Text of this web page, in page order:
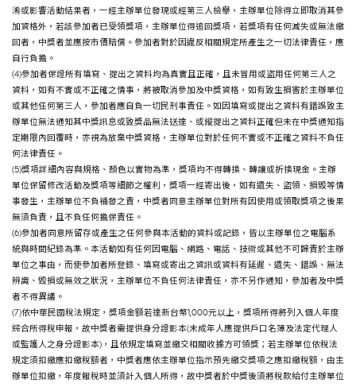
淆或影響活動結果者，一經主辦單位發現或經第三人檢舉，主辦單位除得立即取消其參
加資格外，若該參加者已受領獎項，主辦單位得追回獎項，若獎項有任何滅失或無法繳
回者，中獎者並應按市價賠償。參加者對於因違反相關規定所產生之一切法律責任，應
自行負擔。
(4)參加者保證所有填寫、提出之資料均為真實且正確，且未冒用或盜用任何第三人之
資料，如有不實或不正確之情事，將被取消參加及中獎資格，如有致生損害於主辦單位
或其他任何第三人，參加者應自負一切民刑事責任。如因填寫或提出之資料有錯誤致主
辦單位無法通知其中獎訊息或致獎品無法送達、或縱提出之資料正確但未在中獎通知指
定期限內回覆時，亦視為放棄中獎資格，主辦單位對於任何不實或不正確之資料不負任
何法律責任。
(5)獎項詳細內容與規格、顏色以實物為準，獎項均不得轉換、轉讓或折換現金。主辦
單位保留修改活動及獎項等細節之權利，獎項一經寄出後，如有遺失、盜領、損毀等情
事發生，主辦單位不負補發之責，中獎者同意主辦單位對所有因使用或領取獎項之後果
無須負責，且不負任何擔保責任。
(6)參加者同意所留存或產生之任何參與本活動的資料或記錄，皆以主辦單位之電腦系
統與時間紀錄為準。本活動如有任何因電腦、網路、電話、技術或其他不可歸責於主辦
單位之事由，而使參加者所登錄、填寫或寄出之資訊或資料有延遲、遺失、錯誤、無法
辨識、毀損或無效之狀況，主辦單位不負任何法律責任，亦不另作通知，參加者及中獎
者不得異議。
(7)依中華民國稅法規定，獎項金額若達新台幣1,000元以上，獎項所得將列入個人年度
綜合所得稅申報，故中獎者需提供身分證影本(未成年人應提供戶口名簿及法定代理人
或監護人之身分證影本)，且依規定填寫並繳交相關收據方可領獎；若主辦單位依稅法
規定須扣繳應扣繳稅額者，中獎者應依主辦單位指示預先繳交獎項之應扣繳稅額，由主
辦單位扣繳，年度報稅時並須計入個人所得，故中獎者於中獎後須將稅款給付主辦單位